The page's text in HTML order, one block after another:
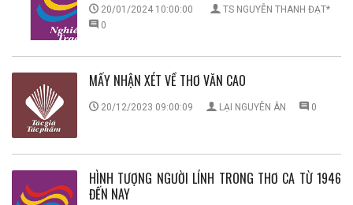
20/01/2024 10:00:00
TS NGUYỄN THANH ĐẠT*
0
MẤY NHẬN XÉT VỀ THƠ VĂN CAO
20/12/2023 09:00:09 LẠI NGUYÊN ÂN 0
HÌNH TƯỢNG NGƯỜI LÍNH TRONG THƠ CA TỪ 1946
ĐẾN NAY